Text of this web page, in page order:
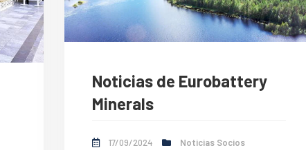
Noticias de Eurobattery
Minerals
17/09/2024 Noticias Socios